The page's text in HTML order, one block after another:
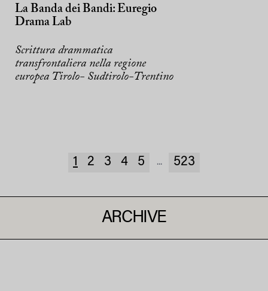
La Banda dei Bandi: Euregio
Drama Lab
Scrittura drammatica
transfrontaliera nella regione
europea Tirolo- Sudtirolo-Trentino
1 2 3 4 5 ... 523
ARCHIVE